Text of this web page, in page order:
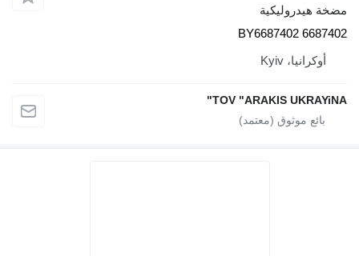
مضخة هيدروليكية
BY6687402 6687402
أوكرانيا، Kyiv
TOV "ARAKIS UKRAYiNA"